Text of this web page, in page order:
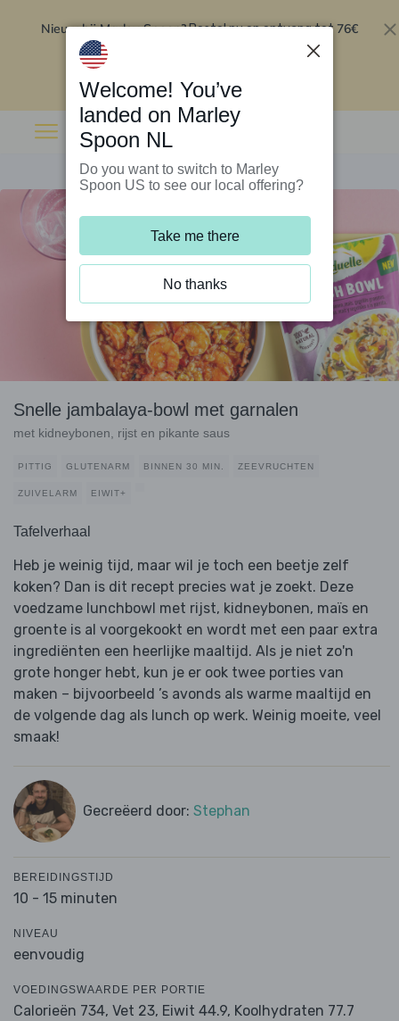
Nieuw bij Marley Spoon?Bestel nu en ontvang tot 76€
Snelle jambalaya-bowl met garnalen
met kidneybonen, rijst en pikante saus
PITTIG GLUTENARM BINNEN 30 MIN. ZEEVRUCHTEN
ZUIVELARM EIWIT+
Tafelverhaal
Heb je weinig tijd, maar wil je toch een beetje zelf
koken? Dan is dit recept precies wat je zoekt. Deze
voedzame lunchbowl met rijst, kidneybonen, maïs en
groente is al voorgekookt en wordt met een paar extra
ingrediënten een heerlijke maaltijd. Als je niet zo'n
grote honger hebt, kun je er ook twee porties van
maken – bijvoorbeeld ’s avonds als warme maaltijd en
de volgende dag als lunch op werk. Weinig moeite, veel
smaak!
Gecreëerd door: Stephan
BEREIDINGSTIJD
10 - 15 minuten
NIVEAU
eenvoudig
VOEDINGSWAARDE PER PORTIE
Calorieën 734, Vet 23, Eiwit 44.9, Koolhydraten 77.7
Welcome! You’ve
landed on Marley
Spoon NL
Do you want to switch to Marley
Spoon US to see our local offering?
Take me there
No thanks